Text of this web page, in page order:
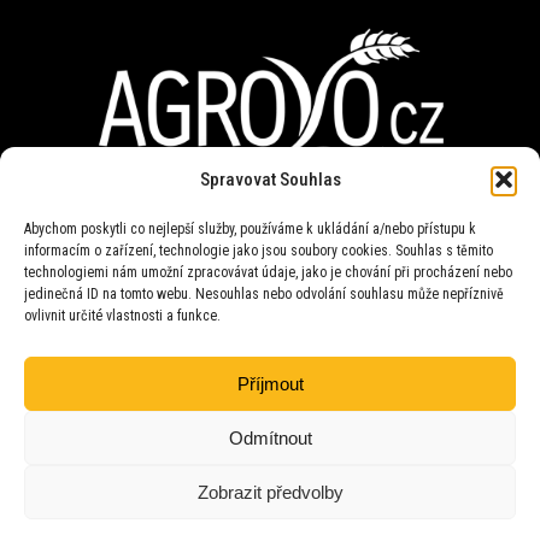
Spravovat Souhlas
Abychom poskytli co nejlepší služby, používáme k ukládání a/nebo přístupu k
informacím o zařízení, technologie jako jsou soubory cookies. Souhlas s těmito
technologiemi nám umožní zpracovávat údaje, jako je chování při procházení nebo
jedinečná ID na tomto webu. Nesouhlas nebo odvolání souhlasu může nepříznivě
ovlivnit určité vlastnosti a funkce.
Příjmout
Odmítnout
Zobrazit předvolby
Provozovna
AGROVO CZ s.r.o.
747 51 Stěbořice 168
okr. Opava
Technika pro zemědělskou
přepravu